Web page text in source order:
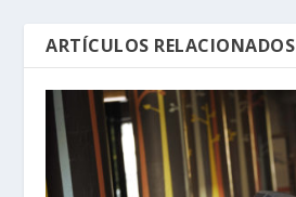
ARTÍCULOS RELACIONADOS